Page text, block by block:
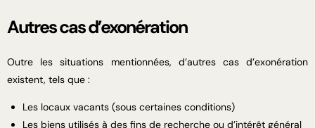
Autres cas d’exonération
Outre les situations mentionnées, d’autres cas d’exonération
existent, tels que :
Les locaux vacants (sous certaines conditions)
Les biens utilisés à des fins de recherche ou d’intérêt général